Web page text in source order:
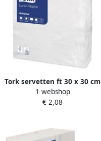
Tork servetten ft 30 x 30 cm
1-laags wit pak van 100
stuks
1 webshop
€ 2,08